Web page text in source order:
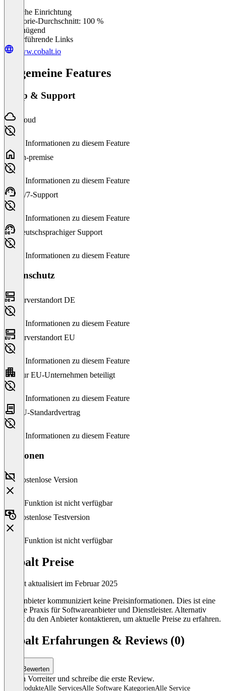
Einfache Einrichtung
Kategorie-Durchschnitt: 100 %
Ungenügend
Weiterführende Links
www.cobalt.io
Allgemeine Features
Setup & Support
Cloud
Keine Informationen zu diesem Feature
On-premise
Keine Informationen zu diesem Feature
24/7-Support
Keine Informationen zu diesem Feature
Deutschsprachiger Support
Keine Informationen zu diesem Feature
Datenschutz
Serverstandort DE
Keine Informationen zu diesem Feature
Serverstandort EU
Keine Informationen zu diesem Feature
Nur EU-Unternehmen beteiligt
Keine Informationen zu diesem Feature
EU-Standardvertrag
Keine Informationen zu diesem Feature
Versionen
Kostenlose Version
Diese Funktion ist nicht verfügbar
Kostenlose Testversion
Diese Funktion ist nicht verfügbar
Cobalt Preise
Zuletzt aktualisiert im Februar 2025
Der Anbieter kommuniziert keine Preisinformationen. Dies ist eine
übliche Praxis für Softwareanbieter und Dienstleister. Alternativ
kannst du den Anbieter kontaktieren, um aktuelle Preise zu erfahren.
Cobalt Erfahrungen & Reviews (0)
Bewerten
Sei ein Vorreiter und schreibe die erste Review.
Alle ProdukteAlle ServicesAlle Software KategorienAlle Service